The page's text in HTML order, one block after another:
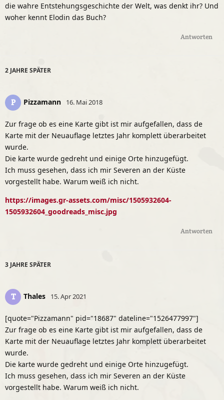
die wahre Entstehungsgeschichte der Welt, was denkt ihr? Und
woher kennt Elodin das Buch?
Antworten
2 JAHRE SPÄTER
P Pizzamann 16. Mai 2018
Zur frage ob es eine Karte gibt ist mir aufgefallen, dass de
Karte mit der Neuauflage letztes Jahr komplett überarbeitet
wurde.
Die karte wurde gedreht und einige Orte hinzugefügt.
Ich muss gesehen, dass ich mir Severen an der Küste
vorgestellt habe. Warum weiß ich nicht.
https://images.gr-assets.com/misc/1505932604-
1505932604_goodreads_misc.jpg
Antworten
3 JAHRE SPÄTER
T Thales 15. Apr 2021
[quote="Pizzamann" pid="18687" dateline="1526477997"]
Zur frage ob es eine Karte gibt ist mir aufgefallen, dass de
Karte mit der Neuauflage letztes Jahr komplett überarbeitet
wurde.
Die karte wurde gedreht und einige Orte hinzugefügt.
Ich muss gesehen, dass ich mir Severen an der Küste
vorgestellt habe. Warum weiß ich nicht.